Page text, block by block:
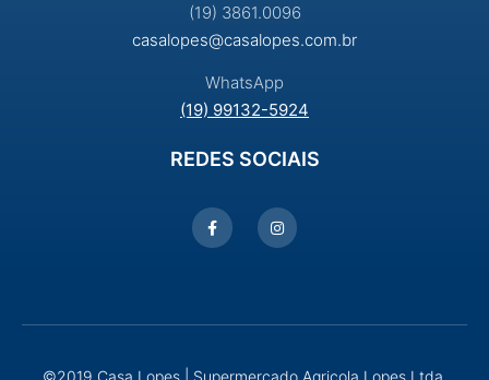
(19) 3861.0096
casalopes@casalopes.com.br
WhatsApp
(19) 99132-5924
REDES SOCIAIS
©2019 Casa Lopes | Supermercado Agricola Lopes Ltda.